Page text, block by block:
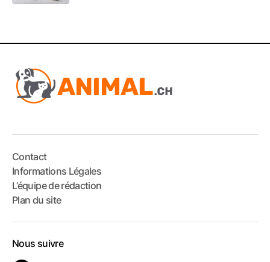
Contact
Informations Légales
L’équipe de rédaction
Plan du site
Nous suivre